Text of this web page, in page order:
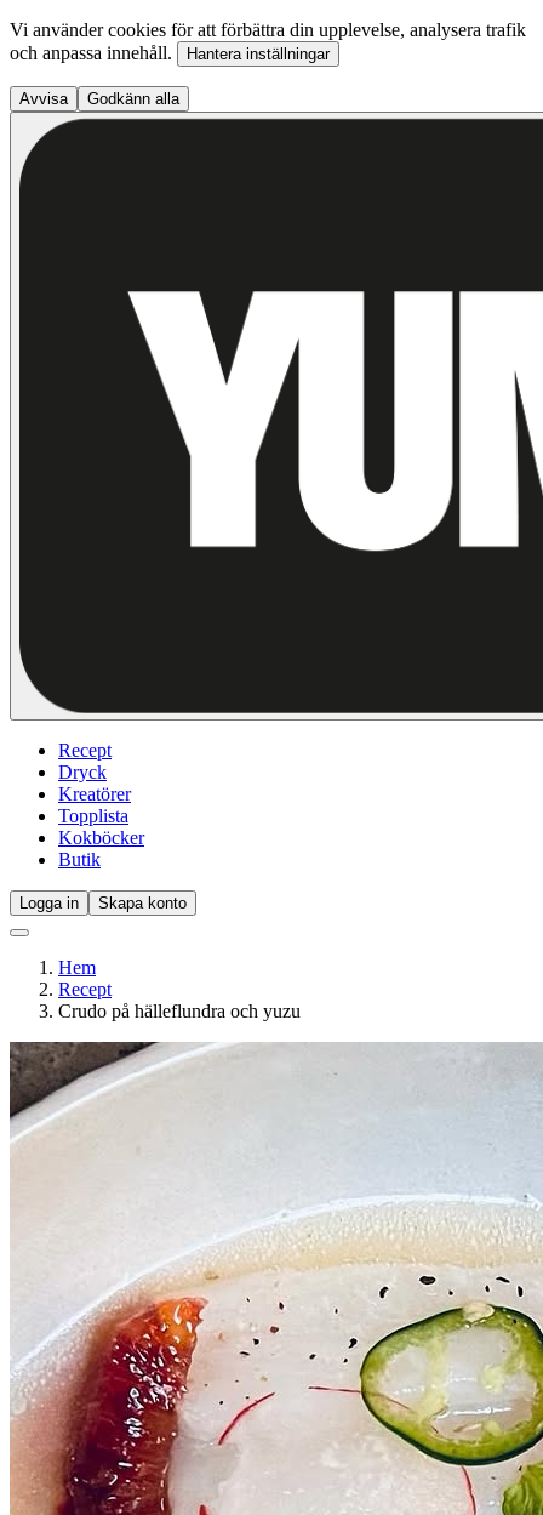
Vi använder cookies för att förbättra din upplevelse, analysera trafik
och anpassa innehåll.
Hantera inställningar
Avvisa Godkänn alla
Recept
Dryck
Kreatörer
Topplista
Kokböcker
Butik
Logga in Skapa konto
Hem
Recept
Crudo på hälleflundra och yuzu